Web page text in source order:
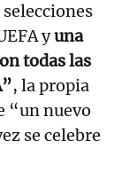
yuna
todas las
, la propia
“un nuevo
se celebre